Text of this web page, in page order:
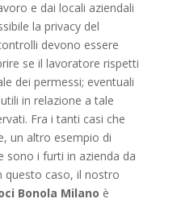
e dai locali aziendali
la privacy del
devono essere
se il lavoratore rispetti
dei permessi; eventuali
in relazione a tale
Fra i tanti casi che
un altro esempio di
sono i furti in azienda da
questo caso, il nostro
Bonola Milano è